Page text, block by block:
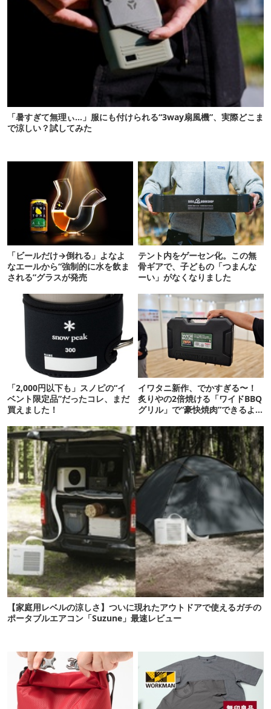
「暑すぎて無理ぃ…」服にも付けられる“3way扇風機”、実際どこま
で涼しい？試してみた
「ビールだけ→倒れる」よなよ
なエールから“強制的に水を飲ま
される”グラスが発売
テント内をゲーセン化。この無
骨ギアで、子どもの「つまんな
ーい」がなくなりました
「2,000円以下も」スノピの“イ
ベント限定品”だったコレ、まだ
買えました！
イワタニ新作、でかすぎる〜！
炙りやの2倍焼ける「ワイドBBQ
グリル」で“豪快焼肉”できるよ
【家庭用レベルの涼しさ】ついに現れたアウトドアで使えるガチの
ポータブルエアコン「Suzune」最速レビュー